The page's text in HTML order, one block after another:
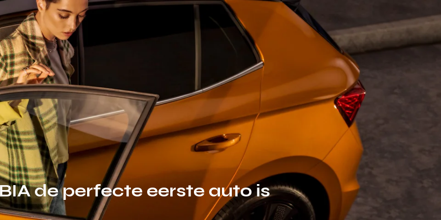
de perfecte eerste auto is